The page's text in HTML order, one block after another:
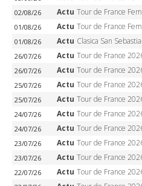
02/08/26 Actu Tour de France Femmes 2026, étape 2 – Lorena
01/08/26 Actu Tour de France Femmes 2026, étape 1 – Lorena
01/08/26 Actu Clasica San Sebastian 2026 – Evenepoel
26/07/26 Actu Tour de France 2026 – Van der Poel
26/07/26 Actu Tour de France 2026 – Étape 21 : Van der Poel,
25/07/26 Actu Tour de France 2026 – Richard Carapaz roi des
25/07/26 Actu Tour de France 2026 – Étape 20 : L’étape reine,
24/07/26 Actu Tour de France 2026 – Tadej Pogacar dompte
24/07/26 Actu Tour de France 2026 – Étape 19 :
23/07/26 Actu Tour de France 2026 – Carapaz en solitaire à
23/07/26 Actu Tour de France 2026 – Étape 18 : Qui domptera
22/07/26 Actu Tour de France 2026 – Philipsen débloque son